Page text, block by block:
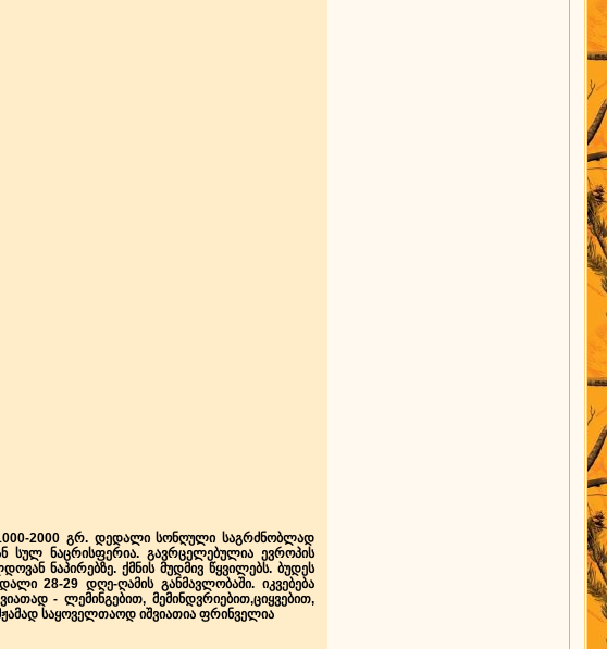
2000 გრ. დედალი სონღული საგრძნობლად
ნაცრისფერია. გავრცელებულია ევროპის
ნაპირებზე. ქმნის მუდმივ წყვილებს. ბუდეს
28-29 დღე-ღამის განმავლობაში. იკვებება
- ლემინგებით, მემინდვრიებით,ციყვებით,
საყოველთაოდ იშვიათია ფრინველია